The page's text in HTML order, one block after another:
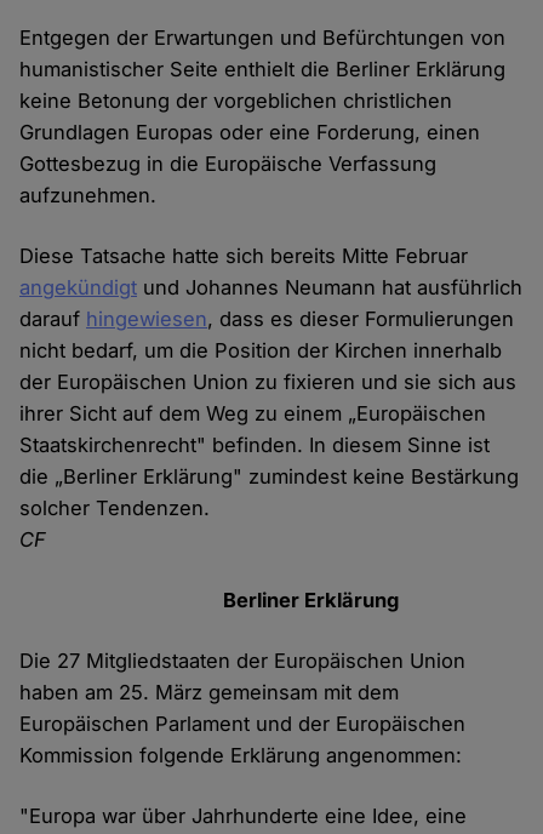
Entgegen der Erwartungen und Befürchtungen von
humanistischer Seite enthielt die Berliner Erklärung
keine Betonung der vorgeblichen christlichen
Grundlagen Europas oder eine Forderung, einen
Gottesbezug in die Europäische Verfassung
aufzunehmen.
Diese Tatsache hatte sich bereits Mitte Februar
angekündigt und Johannes Neumann hat ausführlich
darauf hingewiesen, dass es dieser Formulierungen
nicht bedarf, um die Position der Kirchen innerhalb
der Europäischen Union zu fixieren und sie sich aus
ihrer Sicht auf dem Weg zu einem „Europäischen
Staatskirchenrecht" befinden. In diesem Sinne ist
die „Berliner Erklärung" zumindest keine Bestärkung
solcher Tendenzen.
CF
Berliner Erklärung
Die 27 Mitgliedstaaten der Europäischen Union
haben am 25. März gemeinsam mit dem
Europäischen Parlament und der Europäischen
Kommission folgende Erklärung angenommen:
"Europa war über Jahrhunderte eine Idee, eine